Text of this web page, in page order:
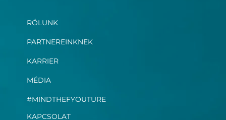
RÓLUNK
PARTNEREINKNEK
KARRIER
MÉDIA
#MINDTHEFYOUTURE
KAPCSOLAT